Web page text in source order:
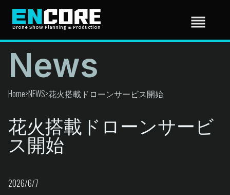
Drone Show Planning & Production reorder
NEWS
News
Home>NEWS>花火搭載ドローンサービス開始
花火搭載ドローンサービ
ス開始
2026/6/7